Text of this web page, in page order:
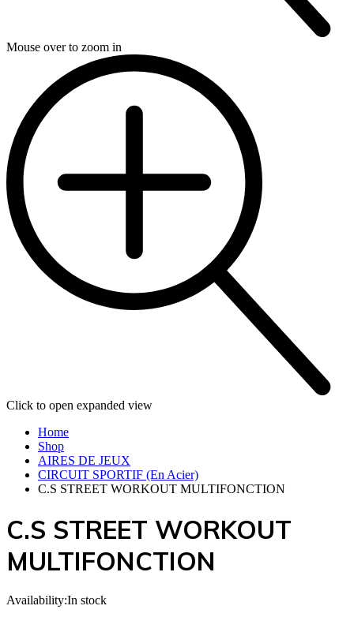
Mouse over to zoom in
Click to open expanded view
Home
Shop
AIRES DE JEUX
CIRCUIT SPORTIF (En Acier)
C.S STREET WORKOUT MULTIFONCTION
C.S STREET WORKOUT
MULTIFONCTION
Availability:In stock